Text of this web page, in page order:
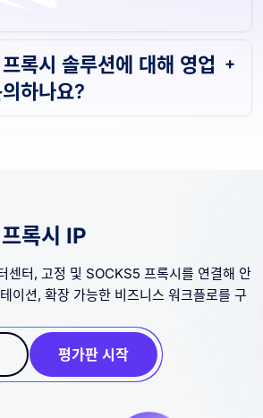
록시 솔루션에 대해 영업
하나요?
록시 IP
센터, 고정 및 SOCKS5 프록시를 연결해 안
이션, 확장 가능한 비즈니스 워크플로를 구
평가판 시작